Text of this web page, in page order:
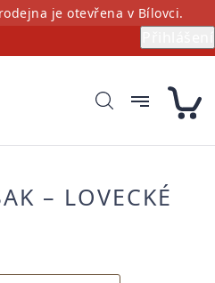
je otevřena v Bílovci.
– LOVECKÉ